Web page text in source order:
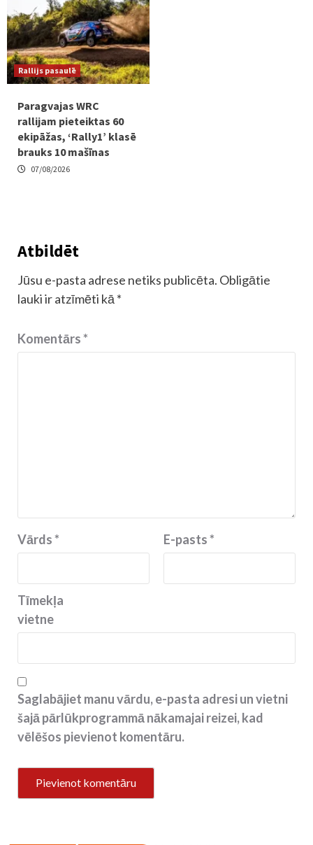
Rallijs pasaulē
Paragvajas WRC
rallijam pieteiktas 60
ekipāžas, ‘Rally1’ klasē
brauks 10 mašīnas
07/08/2026
Atbildēt
Jūsu e-pasta adrese netiks publicēta. Obligātie
lauki ir atzīmēti kā *
Komentārs*
Vārds* E-pasts*
Tīmekļa
vietne
Saglabājiet manu vārdu, e-pasta adresi un vietni
šajā pārlūkprogrammā nākamajai reizei, kad
vēlēšos pievienot komentāru.